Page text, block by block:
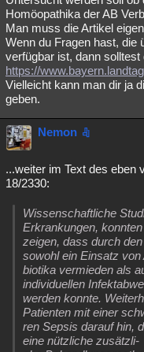
Homöopathika der AB
Man muss die Artikel
Wenn du Fragen hast, die
verfügbar ist, dann
https://
Vielleicht kann man dir ja
geben.
Nemon
...weiter im Text des eben
18/2330:
Wissenschaftliche
Erkrankungen,
zeigen, dass durch
sowohl ein Einsatz von
biotika vermieden als
individuellen
werden konnte.
Patienten mit einer
ren Sepsis darauf hin,
eine nützliche zusätzli-